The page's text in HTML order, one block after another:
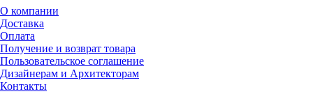
О компании
Доставка
Оплата
Получение и возврат товара
Пользовательское соглашение
Дизайнерам и Архитекторам
Контакты